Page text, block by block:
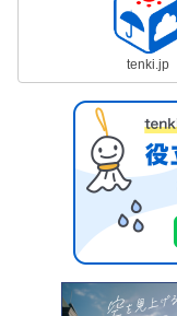
tenki.jp